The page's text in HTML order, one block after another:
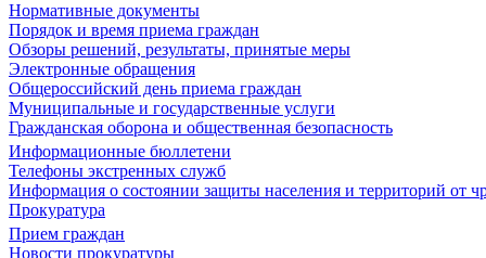
Нормативные документы
Порядок и время приема граждан
Обзоры решений, результаты, принятые меры
Электронные обращения
Общероссийский день приема граждан
Муниципальные и государственные услуги
Гражданская оборона и общественная безопасность
Информационные бюллетени
Телефоны экстренных служб
Информация о состоянии защиты населения и территорий от
Прокуратура
Прием граждан
Новости прокуратуры